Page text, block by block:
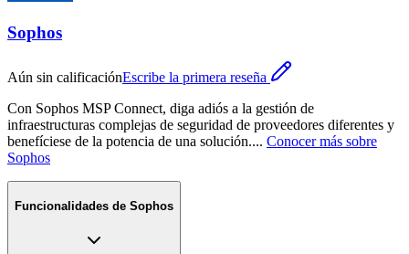
Sophos
Aún sin calificaciónEscribe la primera reseña
Con Sophos MSP Connect, diga adiós a la gestión de
infraestructuras complejas de seguridad de proveedores diferentes y
benefíciese de la potencia de una solución.... Conocer más sobre
Sophos
Funcionalidades de Sophos